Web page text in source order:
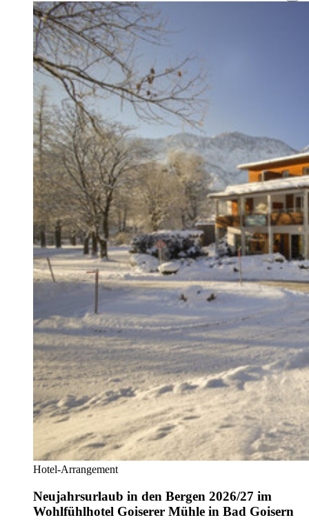
Hotel-Arrangement
Neujahrsurlaub in den Bergen 2026/27 im
Wohlfühlhotel Goiserer Mühle in Bad Goisern